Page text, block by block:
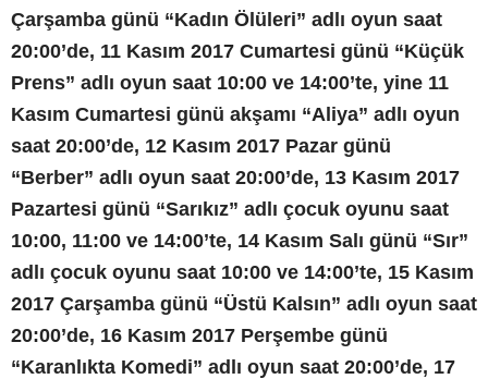
Çarşamba günü “Kadın Ölüleri” adlı oyun saat
20:00’de, 11 Kasım 2017 Cumartesi günü “Küçük
Prens” adlı oyun saat 10:00 ve 14:00’te, yine 11
Kasım Cumartesi günü akşamı “Aliya” adlı oyun
saat 20:00’de, 12 Kasım 2017 Pazar günü
“Berber” adlı oyun saat 20:00’de, 13 Kasım 2017
Pazartesi günü “Sarıkız” adlı çocuk oyunu saat
10:00, 11:00 ve 14:00’te, 14 Kasım Salı günü “Sır”
adlı çocuk oyunu saat 10:00 ve 14:00’te, 15 Kasım
2017 Çarşamba günü “Üstü Kalsın” adlı oyun saat
20:00’de, 16 Kasım 2017 Perşembe günü
“Karanlıkta Komedi” adlı oyun saat 20:00’de, 17